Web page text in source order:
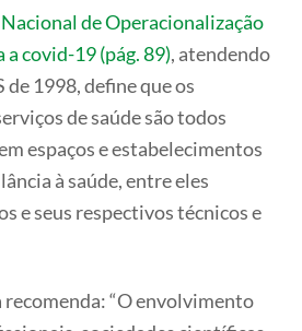
de Operacionalização
covid-19 (pág. 89), atendendo
de 1998, define que os
de saúde são todos
espaços e estabelecimentos
à saúde, entre eles
e seus respectivos técnicos e
“O envolvimento